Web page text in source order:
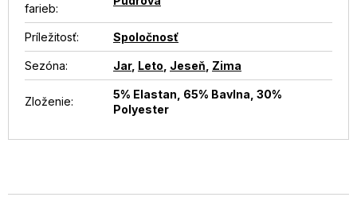
farieb:
Príležitosť: Spoločnosť
Sezóna: Jar, Leto Jeseň Zima
Zloženie:
5% Elastan, 65% Bavlna, 30%
Polyester